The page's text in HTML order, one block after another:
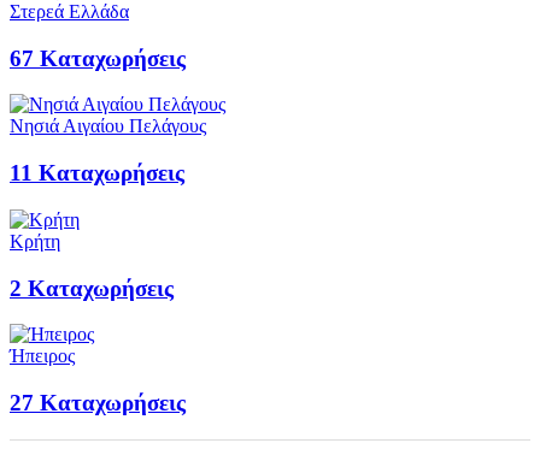
Στερεά Ελλάδα
67 Καταχωρήσεις
Νησιά Αιγαίου Πελάγους
11 Καταχωρήσεις
Κρήτη
2 Καταχωρήσεις
Ήπειρος
27 Καταχωρήσεις